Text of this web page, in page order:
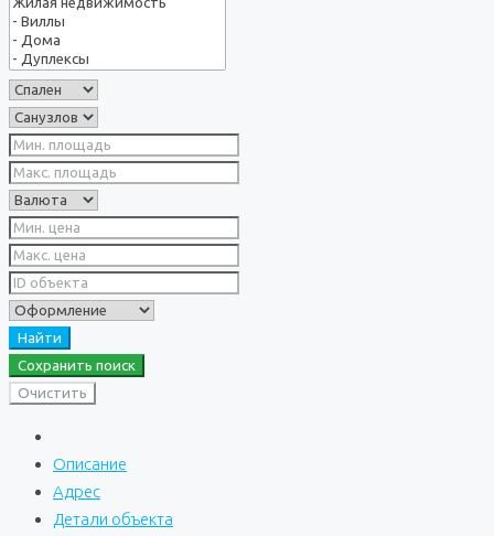
Найти
Сохранить поиск
Очистить
Описание
Адрес
Детали объекта